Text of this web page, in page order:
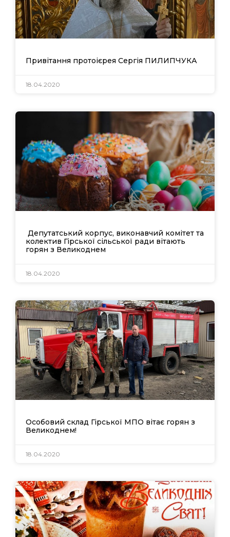
Привітання протоієрея Сергія ПИЛИПЧУКА
18.04.2020
Депутатський корпус, виконавчий комітет та
колектив Гірської сільської ради вітають
горян з Великоднем
18.04.2020
Особовий склад Гірської МПО вітає горян з
Великоднем!
18.04.2020
Урядовий портал
Київська обласна
державна адміністрація
районної ради